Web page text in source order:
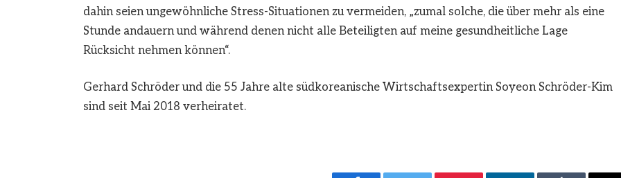
dahin seien ungewöhnliche Stress-Situationen zu vermeiden, „zumal solche, die über mehr als eine
Stunde andauern und während denen nicht alle Beteiligten auf meine gesundheitliche Lage
Rücksicht nehmen können“.
Gerhard Schröder und die 55 Jahre alte südkoreanische Wirtschaftsexpertin Soyeon Schröder-Kim
sind seit Mai 2018 verheiratet.